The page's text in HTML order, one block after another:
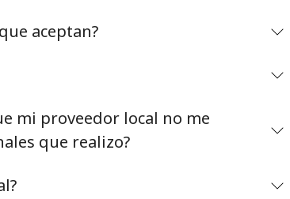
Al abrir una cuenta en este sitio web, estoy de
acuerdo con estos
aceptan?
mi proveedor local no me
que realizo?